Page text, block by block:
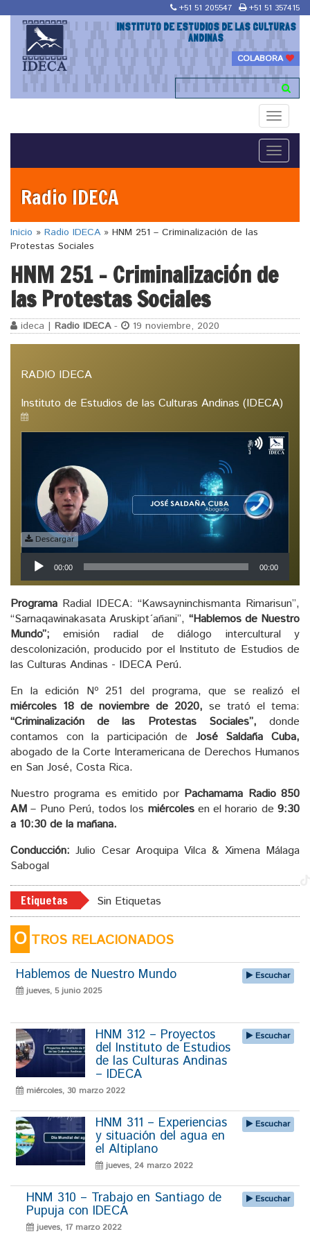
+51 51 205547 +51 51 357415
INSTITUTO DE ESTUDIOS DE LAS CULTURAS
ANDINAS
COLABORA
Toggle
Toggle
Radio IDECA
Inicio » Radio IDECA » HNM 251 – Criminalización de las
Protestas Sociales
HNM 251 – Criminalización de
las Protestas Sociales
ideca | Radio IDECA- 19 noviembre, 2020
RADIO IDECA
Instituto de Estudios de las Culturas Andinas (IDECA)
Descargar
Reproductor
de
audio
00:00 00:00
Programa Radial IDECA: “Kawsayninchismanta Rimarisun”,
“Sarnaqawinakasata Aruskipt´añani”, “Hablemos de Nuestro
Mundo”; emisión radial de diálogo intercultural y
descolonización, producido por el Instituto de Estudios de
las Culturas Andinas - IDECA Perú.
En la edición Nº 251 del programa, que se realizó el
miércoles 18 de noviembre de 2020, se trató el tema:
“Criminalización de las Protestas Sociales”, donde
contamos con la participación de José Saldaña Cuba,
abogado de la Corte Interamericana de Derechos Humanos
en San José, Costa Rica.
Nuestro programa es emitido por Pachamama Radio 850
AM – Puno Perú, todos los miércolesen el horario de9:30
a 10:30 de la mañana.
Conducción: Julio Cesar Aroquipa Vilca & Ximena Málaga
Sabogal
Etiquetas Sin Etiquetas
O TROS RELACIONADOS
Hablemos de Nuestro Mundo
jueves, 5 junio 2025
Escuchar
HNM 312 – Proyectos
del Instituto de Estudios
de las Culturas Andinas
– IDECA
miércoles, 30 marzo 2022
Escuchar
HNM 311 – Experiencias
y situación del agua en
el Altiplano
jueves, 24 marzo 2022
Escuchar
HNM 310 – Trabajo en Santiago de
Pupuja con IDECA
jueves, 17 marzo 2022
Escuchar